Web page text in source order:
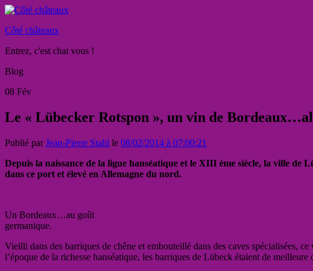
Côté châteaux
Entrez, c'est chai vous !
Blog
08 Fév
Le « Lübecker Rotspon », un vin de
Publié parJean-Pierre Stahl le 08/02/2014 à 07:00:21
Depuis la naissance de la ligue hanséatique et le XIII ème siècle, la ville de
dans ce port et élevé en Allemagne du nord.
Un Bordeaux…au goût
germanique.
Vieilli dans des barriques de chêne et embouteillé dans des caves spécialisées,
l’époque de la richesse hanséatique, les barriques de Lübeck étaient de